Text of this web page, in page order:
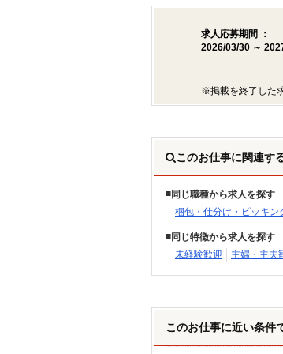
求人応募期間 ：
2026/03/30 ～
※掲載を終了した
このお仕事に関連す
同じ職種から求人を探す
梱包・仕分け・ピッキン
同じ特徴から求人を探す
未経験歓迎
主婦・主夫
このお仕事に近い条件